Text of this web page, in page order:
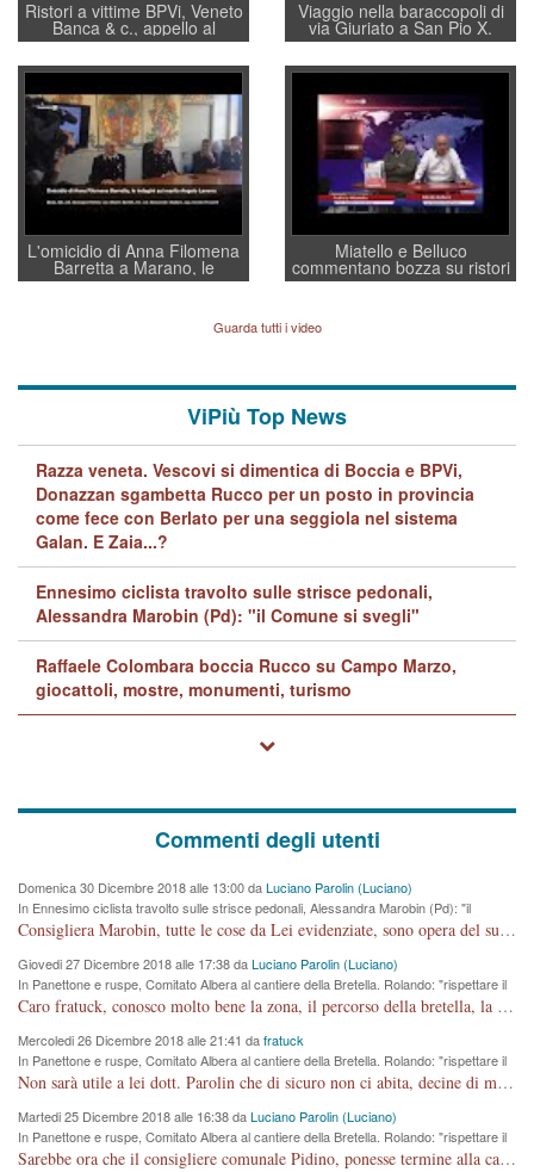
Ristori a vittime BPVi, Veneto
Banca & c., appello al
sottosegretario Alessio
Villarosa: per mettere ordine
convochi con Di Maio CNCU
a supporto della cabina di
regia al Mef
Viaggio nella baraccopoli di
via Giuriato a San Pio X.
Vicenza ai Vicentini: “faremo
un regalo di Natale ai
residenti”
L'omicidio di Anna Filomena
Barretta a Marano, le
indagini dei carabinieri di
Lavarra: più avvincenti di
quelle di... Barbara D'Urso
Miatello e Belluco
commentano bozza su ristori
BPVi e Veneto Banca
Guarda tutti i video
ViPiù Top News
Razza veneta. Vescovi si dimentica di Boccia e BPVi,
Donazzan sgambetta Rucco per un posto in provincia
come fece con Berlato per una seggiola nel sistema
Galan. E Zaia...?
Ennesimo ciclista travolto sulle strisce pedonali,
Alessandra Marobin (Pd): "il Comune si svegli"
Raffaele Colombara boccia Rucco su Campo Marzo,
giocattoli, mostre, monumenti, turismo
Commenti degli utenti
Domenica 30 Dicembre 2018 alle 13:00 daLuciano Parolin (Luciano)
In Ennesimo ciclista travolto sulle strisce pedonali, Alessandra Marobin (Pd): "il
Comune si svegli"
Consigliera Marobin, tutte le cose da Lei evidenziate, sono opera del suo ex Assessore e compagno di Partito Antonio Marco Dalla Pozza Assessore alla "progettazione" di piste ciclabili e altre porcherie. A lui manderei il conto da saldare per incidenti e danni alle persone. E' ora che "finiamola." Avete perso rassegnatevi. qui IL SINDACO RUCCO NON C'ENTRA PER NIENTE. CAPITO!!!!!!!! Amen.
Giovedi 27 Dicembre 2018 alle 17:38 daLuciano Parolin (Luciano)
In Panettone e ruspe, Comitato Albera al cantiere della Bretella. Rolando: "rispettare il
cronoprogramma"
Caro fratuck, conosco molto bene la zona, il percorso della bretella, la situazione dei cittadini, abito in Viale Trento. A partire dal 2003 ho partecipato al Comitato di Maddalene pro bretella, e a riunioni propositive per apportare modifiche al progetto. Numerose mie foto del territorio sono arrivate a Roma, altri miei interventi (non graditi dalla Sx) sono stati pubblicati dal GdV, assieme ad altri come Ciro Asproso, ora favorevole alla bretella. Ho partecipato alla raccolta firme per la chiusura della strada x 5 giorni eseguita dal Sindaco Hullwech per sforamento 180 Micro/g. Pertanto come impegno per la tematica sono apposto con la coscienza. Ora il Progetto è partito, fine! Voglio dire che la nuova Giunta "comunale" non c'entra più. L'opera sarà "malauguratamente" eseguita, ma non con il mio placet. Il Consigliere Comunale dovrebbe capire che la campagna elettorale è finita, con buona pace di tutti. Quello che invece dovrebbe interessare è la proprietà della strada, dall'uscita autostradale Ovest, sino alla Rotatoria dell'Albara, vi sono tre possessori: Autostrade SpA; La Provincia, il Comune. Come la mettiamo per il futuro ? I costi, da 50 sono saliti a 100 milioni di € come dire 20 milioni a KM (!) da non credere. Comunque si farà. Ma nessuno canti Vittoria, anzi meglio non farne un ulteriore fatto "partitico" per questioni elettorali o di seggio. Se mi manda la sua mail, sono disponibile ad inviare i documenti e le foto sopra descritte. Con ossequi, Luciano Parolin
Mercoledi 26 Dicembre 2018 alle 21:41 dafratuck
In Panettone e ruspe, Comitato Albera al cantiere della Bretella. Rolando: "rispettare il
cronoprogramma"
Non sarà utile a lei dott. Parolin che di sicuro non ci abita, decine di migliaia di TIR, automobili e padroncini che passano quotidianamente per una strada appena rotabile, non è più possibile stendere i panni, attraversare la strada senza rischiare la morte, le case stanno crepando, i tempi sono cambiati e la bretella non passerà assolutamente per maddalene (ma cosa sta a dire?!), dia invece responsabilità a chi ha costruito tagliando la strada che doveva invece terminare a isola vicentina e non al moracchino lasciando Motta di Costabissara ancora in panne di traffico. I tempi sono cambiati dottore e se l'anagrafe della vita stagna nell'essere umano impressioni conservatrici, la società non le considera perchè va avanti, si industrializza e ha bisogno di infrastrutture e di sviluppo. Ultima considerazione, se è geloso di Rolando perchè vede in lui solo campagne politiche mentre si difendono i SOLI diritti dei cittadini, la preghiamo faccia considerazioni più appropriate. Saluti e complimenti per i suoi scritti.
Martedi 25 Dicembre 2018 alle 16:38 daLuciano Parolin (Luciano)
In Panettone e ruspe, Comitato Albera al cantiere della Bretella. Rolando: "rispettare il
cronoprogramma"
Sarebbe ora che il consigliere comunale Pidino, ponesse termine alla campagna elettorale nel territorio del suo seggio Villaggio del Sole. La tiraca è iniziata, distruggerà 6 km di prateria ovest della città, ricca di fonti e sorgenti d'acqua. I cittadini di Maddalene non avranno più Pace la notte. Molta colpa per la costruzione di questa Strada è proprio del signor Rolando,dei suoi gazebo mobili e che vuol far passare questa opera VANDALICA come progetto "utile" a chi ? Non è cosa seria sig. Rolando!